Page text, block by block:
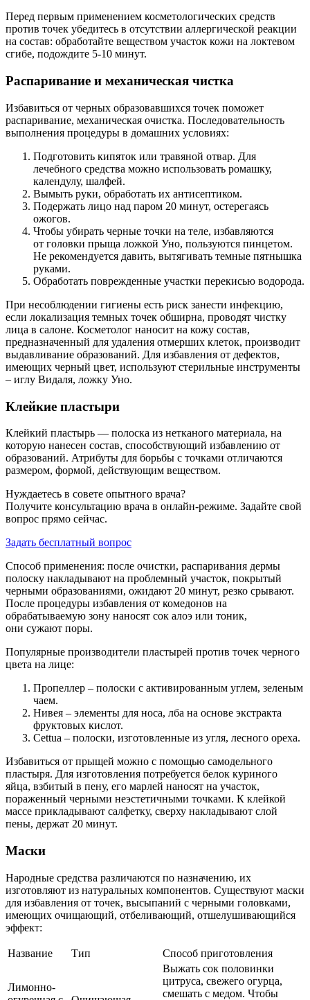
Перед первым применением косметологических средств
против точек убедитесь в отсутствии аллергической реакции
на состав: обработайте веществом участок кожи на локтевом
сгибе, подождите 5-10 минут.
Распаривание и механическая чистка
Избавиться от черных образовавшихся точек поможет
распаривание, механическая очистка. Последовательность
выполнения процедуры в домашних условиях:
Подготовить кипяток или травяной отвар. Для
лечебного средства можно использовать ромашку,
календулу, шалфей.
Вымыть руки, обработать их антисептиком.
Подержать лицо над паром 20 минут, остерегаясь
ожогов.
Чтобы убирать черные точки на теле, избавляются
от головки прыща ложкой Уно, пользуются пинцетом.
Не рекомендуется давить, вытягивать темные пятнышка
руками.
Обработать поврежденные участки перекисью водорода.
При несоблюдении гигиены есть риск занести инфекцию,
если локализация темных точек обширна, проводят чистку
лица в салоне. Косметолог наносит на кожу состав,
предназначенный для удаления отмерших клеток, производит
выдавливание образований. Для избавления от дефектов,
имеющих черный цвет, используют стерильные инструменты
– иглу Видаля, ложку Уно.
Клейкие пластыри
Клейкий пластырь — полоска из нетканого материала, на
которую нанесен состав, способствующий избавлению от
образований. Атрибуты для борьбы с точками отличаются
размером, формой, действующим веществом.
Нуждаетесь в совете опытного врача?
Получите консультацию врача в онлайн-режиме. Задайте свой
вопрос прямо сейчас.
Задать бесплатный вопрос
Способ применения: после очистки, распаривания дермы
полоску накладывают на проблемный участок, покрытый
черными образованиями, ожидают 20 минут, резко срывают.
После процедуры избавления от комедонов на
обрабатываемую зону наносят сок алоэ или тоник,
они сужают поры.
Популярные производители пластырей против точек черного
цвета на лице:
Пропеллер – полоски с активированным углем, зеленым
чаем.
Нивея – элементы для носа, лба на основе экстракта
фруктовых кислот.
Cettua – полоски, изготовленные из угля, лесного ореха.
Избавиться от прыщей можно с помощью самодельного
пластыря. Для изготовления потребуется белок куриного
яйца, взбитый в пену, его марлей наносят на участок,
пораженный черными неэстетичными точками. К клейкой
массе прикладывают салфетку, сверху накладывают слой
пены, держат 20 минут.
Маски
Народные средства различаются по назначению, их
изготовляют из натуральных компонентов. Существуют маски
для избавления от точек, высыпаний с черными головками,
имеющих очищающий, отбеливающий, отшелушивающийся
эффект:
Название Тип Способ приготовления
Лимонно-
Выжать сок половинки
цитруса, свежего огурца,
смешать с медом. Чтобы